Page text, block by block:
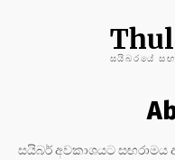
සයිබරයේ
සයිබර් අවකාශයට සඟරාමය